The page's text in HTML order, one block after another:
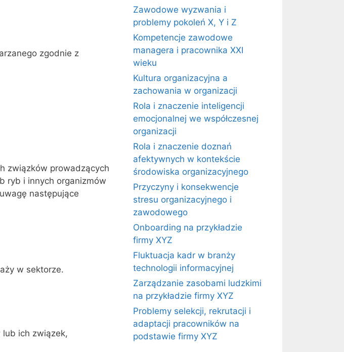
zgodnie z
związków prowadzących
ryb i innych organizmów
następujące
w sektorze.
ich związek,
Zawodowe wyzwania i
problemy pokoleń X, Y i Z
Kompetencje zawodowe
managera i pracownika XXI
wieku
Kultura organizacyjna a
zachowania w organizacji
Rola i znaczenie inteligencji
emocjonalnej we współczesnej
organizacji
Rola i znaczenie doznań
afektywnych w kontekście
środowiska organizacyjnego
Przyczyny i konsekwencje
stresu organizacyjnego i
zawodowego
Onboarding na przykładzie
firmy XYZ
Fluktuacja kadr w branży
technologii informacyjnej
Zarządzanie zasobami ludzkimi
na przykładzie firmy XYZ
Problemy selekcji, rekrutacji i
adaptacji pracowników na
podstawie firmy XYZ